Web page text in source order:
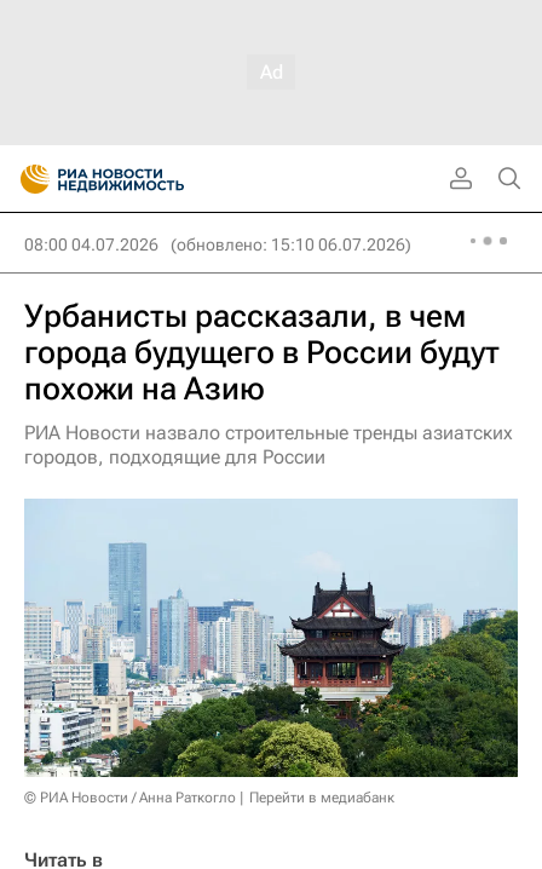
08:00 04.07.2026 (обновлено: 15:10 06.07.2026)
Урбанисты рассказали, в чем
города будущего в России будут
похожи на Азию
РИА Новости назвало строительные тренды азиатских
городов, подходящие для России
© РИА Новости / Анна Раткогло Перейти в медиабанк
Читать в